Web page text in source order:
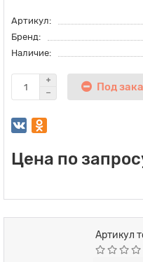
Артикул:
Бренд:
Наличие:
Под
Цена по
Артикул